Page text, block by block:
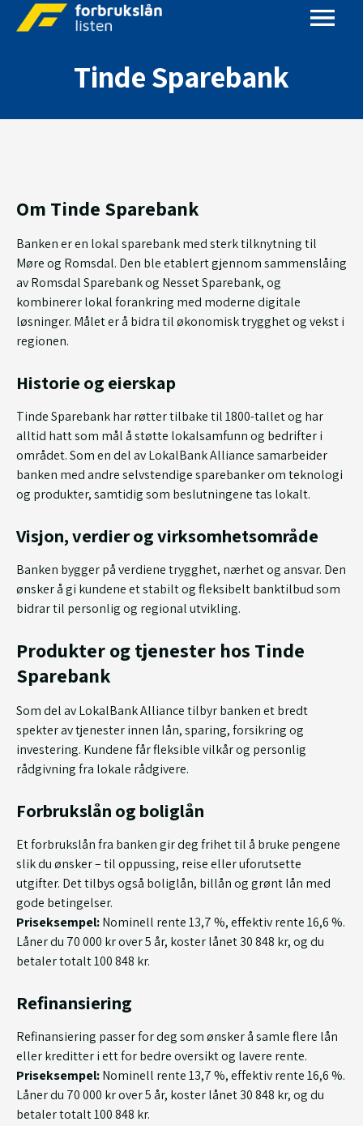
Tinde Sparebank
Om Tinde Sparebank
Banken er en lokal sparebank med sterk tilknytning til
Møre og Romsdal. Den ble etablert gjennom sammenslåing
av Romsdal Sparebank og Nesset Sparebank, og
kombinerer lokal forankring med moderne digitale
løsninger. Målet er å bidra til økonomisk trygghet og vekst i
regionen.
Historie og eierskap
Tinde Sparebank har røtter tilbake til 1800-tallet og har
alltid hatt som mål å støtte lokalsamfunn og bedrifter i
området. Som en del av LokalBank Alliance samarbeider
banken med andre selvstendige sparebanker om teknologi
og produkter, samtidig som beslutningene tas lokalt.
Visjon, verdier og virksomhetsområde
Banken bygger på verdiene trygghet, nærhet og ansvar. Den
ønsker å gi kundene et stabilt og fleksibelt banktilbud som
bidrar til personlig og regional utvikling.
Produkter og tjenester hos Tinde
Sparebank
Som del av LokalBank Alliance tilbyr banken et bredt
spekter av tjenester innen lån, sparing, forsikring og
investering. Kundene får fleksible vilkår og personlig
rådgivning fra lokale rådgivere.
Forbrukslån og boliglån
Et forbrukslån fra banken gir deg frihet til å bruke pengene
slik du ønsker – til oppussing, reise eller uforutsette
utgifter. Det tilbys også boliglån, billån og grønt lån med
gode betingelser.
Priseksempel:Nominell rente 13,7 %, effektiv rente 16,6 %.
Låner du 70 000 kr over 5 år, koster lånet 30 848 kr, og du
betaler totalt 100 848 kr.
Refinansiering
Refinansiering passer for deg som ønsker å samle flere lån
eller kreditter i ett for bedre oversikt og lavere rente.
Priseksempel:Nominell rente 13,7 %, effektiv rente 16,6 %.
Låner du 70 000 kr over 5 år, koster lånet 30 848 kr, og du
betaler totalt 100 848 kr.